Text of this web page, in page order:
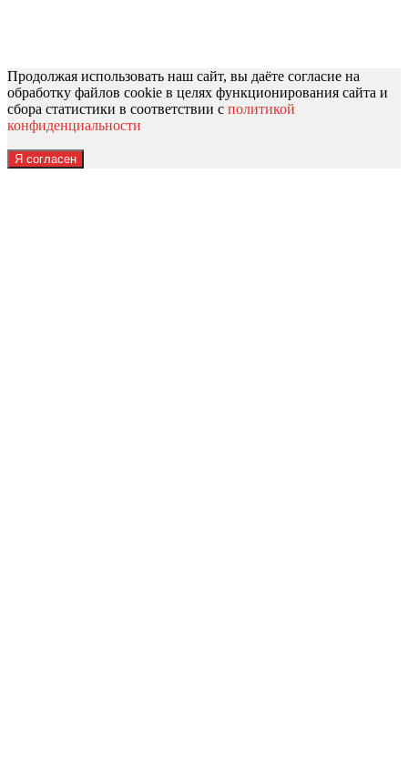
Продолжая использовать наш сайт, вы даёте согласие на
обработку файлов cookie в целях функционирования сайта и
сбора статистики в соответствии с политикой
конфиденциальности
Я согласен